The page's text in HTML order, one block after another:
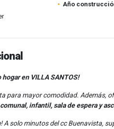
Año
en VILLA SANTOS!
para mayor comodidad. Además,
infantil, sala de espera y
! A solo minutos del cc Buenavista,